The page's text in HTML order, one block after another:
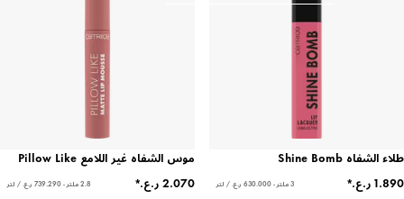
طلاء الشفاه Shine Bomb
3 ملتر - ‏630.000 ر.ع.‏ / لتر
موس الشفاه غير اللامع Pillow Like
2.8 ملتر - ‏739.290 ر.ع.‏ / لتر